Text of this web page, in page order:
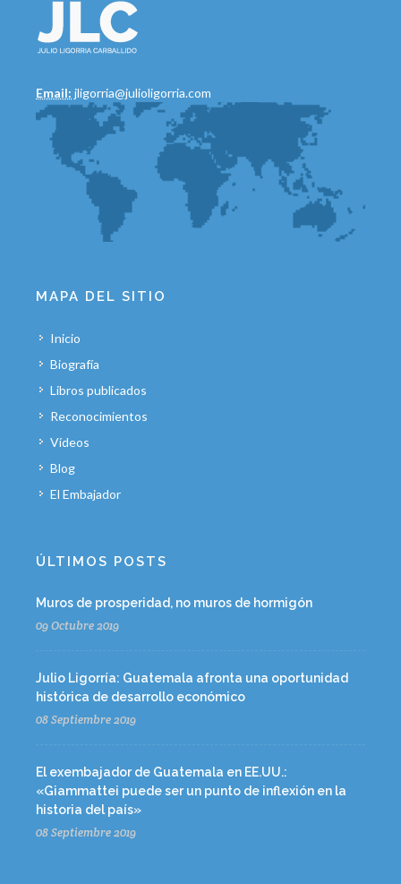
Email: jligorria@julioligorria.com
MAPA DEL SITIO
Inicio
Biografía
Libros publicados
Reconocimientos
Vídeos
Blog
El Embajador
ÚLTIMOS POSTS
Muros de prosperidad, no muros de hormigón
09 Octubre 2019
Julio Ligorría: Guatemala afronta una oportunidad
histórica de desarrollo económico
08 Septiembre 2019
El exembajador de Guatemala en EE.UU.:
«Giammattei puede ser un punto de inflexión en la
historia del país»
08 Septiembre 2019